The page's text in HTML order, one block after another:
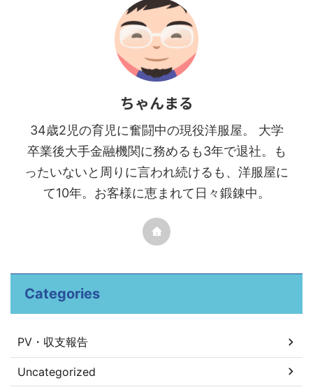
ちゃんまる
34歳2児の育児に奮闘中の現役洋服屋。 大学
卒業後大手金融機関に務めるも3年で退社。も
ったいないと周りに言われ続けるも、洋服屋に
て10年。お客様に恵まれて日々鍛錬中。
Categories
PV・収支報告
Uncategorized